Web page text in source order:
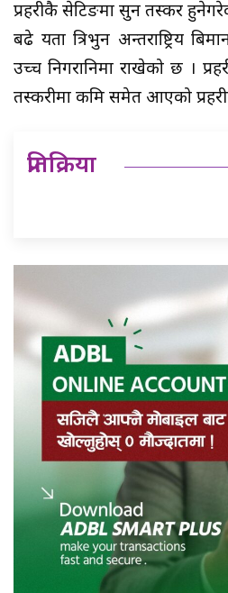
प्रहरीकै सेटिङमा सुन तस्कर
बढे यता त्रिभुन अन्तराष्ट्रिय
उच्च निगरानिमा राखेको छ ।
तस्करीमा कमि समेत आएको
प्रतिक्रिया